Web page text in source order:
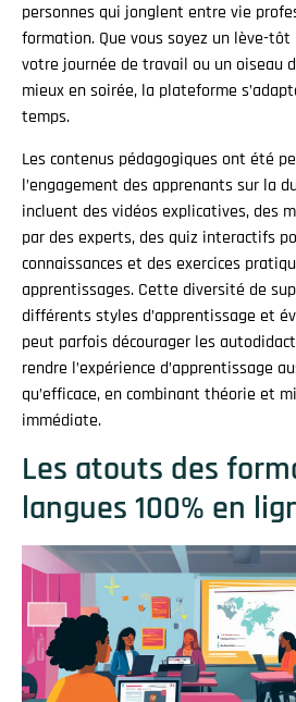
personnes qui jonglent entre vie
formation. Que vous soyez un lève-
votre journée de travail ou un oiseau
mieux en soirée, la plateforme
temps.
Les contenus pédagogiques ont été
l’engagement des apprenants sur la
incluent des vidéos explicatives, des
par des experts, des quiz interactifs
connaissances et des exercices
apprentissages. Cette diversité de
différents styles d’apprentissage et
peut parfois décourager les
rendre l’expérience d’apprentissage
qu’efficace, en combinant théorie et
immédiate.
Les atouts des
langues 100% en